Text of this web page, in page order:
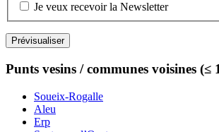
Je veux recevoir la Newsletter
Punts vesins / communes voisines (≤
Soueix-Rogalle
Aleu
Erp